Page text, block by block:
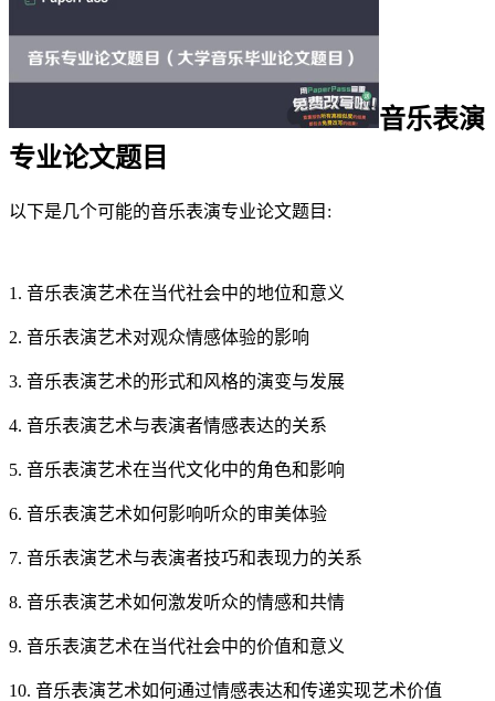
音乐表演
专业论文题目
以下是几个可能的音乐表演专业论文题目:
1. 音乐表演艺术在当代社会中的地位和意义
2. 音乐表演艺术对观众情感体验的影响
3. 音乐表演艺术的形式和风格的演变与发展
4. 音乐表演艺术与表演者情感表达的关系
5. 音乐表演艺术在当代文化中的角色和影响
6. 音乐表演艺术如何影响听众的审美体验
7. 音乐表演艺术与表演者技巧和表现力的关系
8. 音乐表演艺术如何激发听众的情感和共情
9. 音乐表演艺术在当代社会中的价值和意义
10. 音乐表演艺术如何通过情感表达和传递实现艺术价值